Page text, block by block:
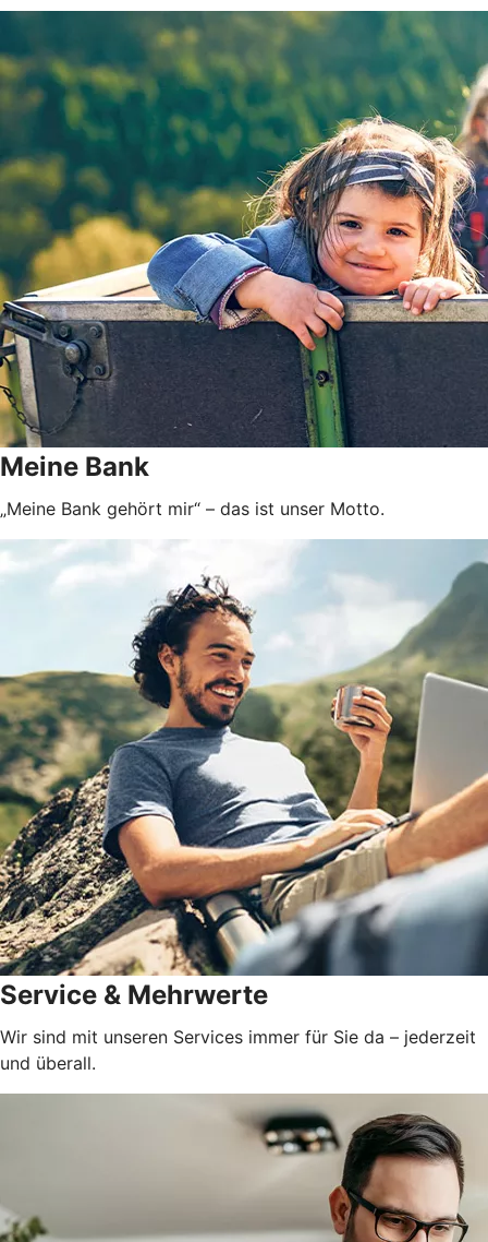
Meine Bank
„Meine Bank gehört mir“ – das ist unser Motto.
Service & Mehrwerte
Wir sind mit unseren Services immer für Sie da – jederzeit
und überall.